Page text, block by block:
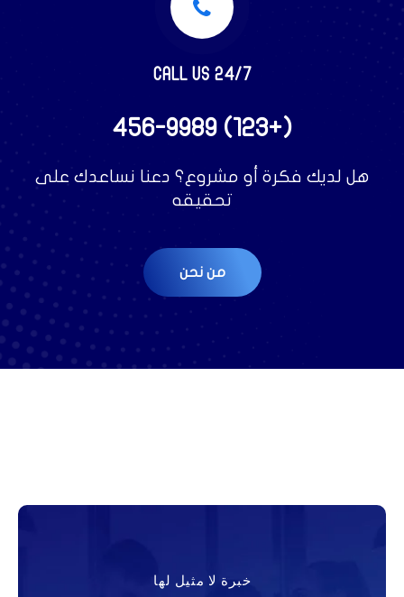
CALL US 24/7
(+123) 456-9989
هل لديك فكرة أو مشروع؟ دعنا نساعدك على
تحقيقه
من نحن
خبرة لا مثيل لها